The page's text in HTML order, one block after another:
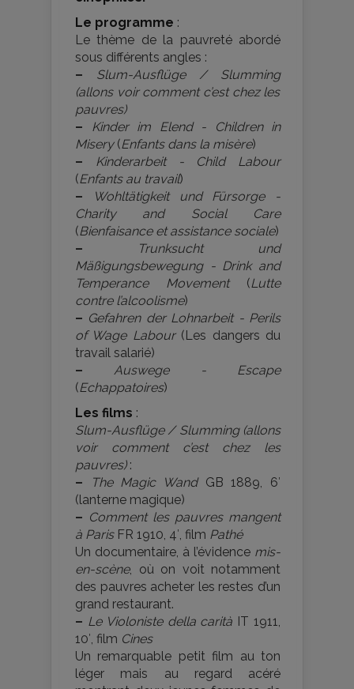
Le programme :
Le thème de la pauvreté abordé
sous différents angles :
–
Slum-Ausflüge / Slumming
(allons voir comment c’est chez les
pauvres)
–
Kinder im Elend - Children in
Misery(Enfants dans la misère)
–
Kinderarbeit - Child Labour
(Enfants au travail)
–
Wohltätigkeit und Fürsorge -
Charity and Social Care
(Bienfaisance et assistance sociale)
–
Trunksucht und
Mäßigungsbewegung - Drink and
Temperance Movement(Lutte
contre l’alcoolisme)
– Gefahren der Lohnarbeit - Perils
of Wage Labour(Les dangers du
travail salarié)
–
Auswege - Escape
(Echappatoires)
Les films :
Slum-Ausflüge / Slumming (allons
voir comment c’est chez les
pauvres):
–
The Magic WandGB 1889, 6′
(lanterne magique)
– Comment les pauvres mangent
à ParisFR 1910, 4′, film Pathé
Un documentaire, à l’évidence mis-
en-scène, où on voit notamment
des pauvres acheter les restes d’un
grand restaurant.
– Le Violoniste della carità IT 1911,
10′, film Cines
Un remarquable petit film au ton
léger mais au regard acéré